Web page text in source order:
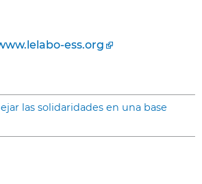
ess.org
las solidaridades en una base